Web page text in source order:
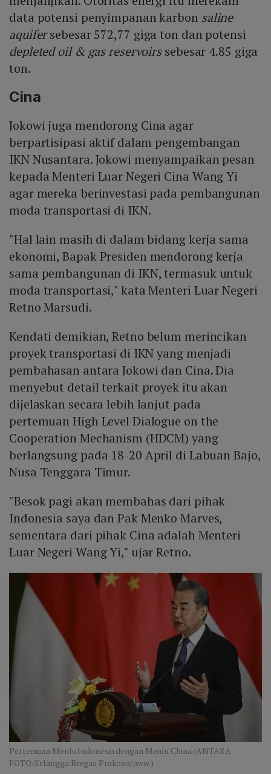
data potensi penyimpanan karbon saline
aquifersebesar 572,77 giga ton dan potensi
depleted oil & gas reservoirssebesar 4.85 giga
ton.
Cina
Jokowi juga mendorong Cina agar
berpartisipasi aktif dalam pengembangan
IKN Nusantara. Jokowi menyampaikan pesan
kepada Menteri Luar Negeri Cina Wang Yi
agar mereka berinvestasi pada pembangunan
moda transportasi di IKN.
"Hal lain masih di dalam bidang kerja sama
ekonomi, Bapak Presiden mendorong kerja
sama pembangunan di IKN, termasuk untuk
moda transportasi," kata Menteri Luar Negeri
Retno Marsudi.
Kendati demikian, Retno belum merincikan
proyek transportasi di IKN yang menjadi
pembahasan antara Jokowi dan Cina. Dia
menyebut detail terkait proyek itu akan
dijelaskan secara lebih lanjut pada
pertemuan High Level Dialogue on the
Cooperation Mechanism (HDCM) yang
berlangsung pada 18-20 April di Labuan Bajo,
Nusa Tenggara Timur.
"Besok pagi akan membahas dari pihak
Indonesia saya dan Pak Menko Marves,
sementara dari pihak Cina adalah Menteri
Luar Negeri Wang Yi," ujar Retno.
Pertemuan Menlu Indonesia dengan Menlu China (ANTARA
FOTO/Erlangga Bregas Prakoso/aww.)